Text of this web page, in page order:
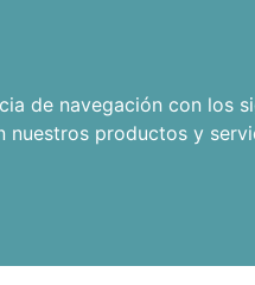
de navegación con los
nuestros productos y